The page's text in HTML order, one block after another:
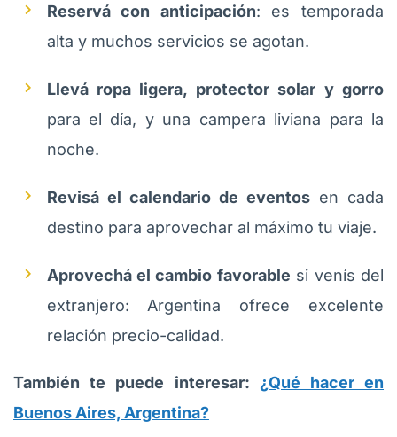
Reservá con anticipación: es temporada
alta y muchos servicios se agotan.
Llevá ropa ligera, protector solar y gorro
para el día, y una campera liviana para la
noche.
Revisá el calendario de eventosen cada
destino para aprovechar al máximo tu viaje.
Aprovechá el cambio favorable si venís del
extranjero: Argentina ofrece excelente
relación precio-calidad.
También te puede interesar: ¿Qué hacer en
Buenos Aires, Argentina?